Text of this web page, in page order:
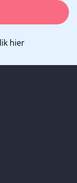
hier